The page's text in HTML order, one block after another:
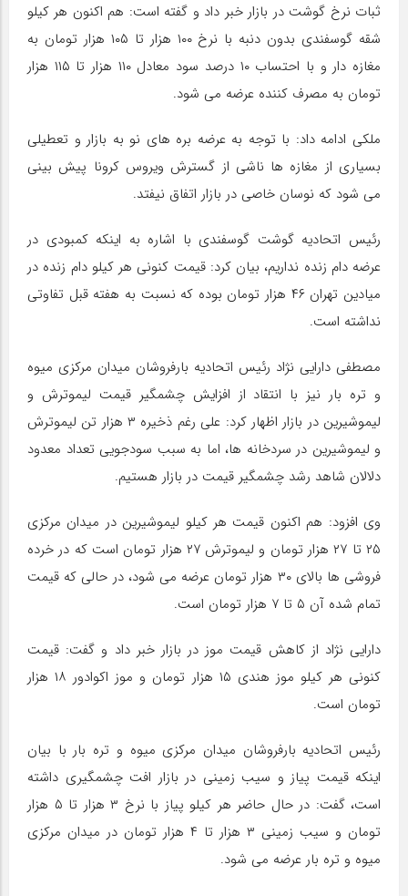
ثبات نرخ گوشت در بازار خبر داد و گفته است: هم اکنون هر کیلو
شقه گوسفندی بدون دنبه با نرخ ۱۰۰ هزار تا ۱۰۵ هزار تومان به
مغازه دار و با احتساب ۱۰ درصد سود معادل ۱۱۰ هزار تا ۱۱۵ هزار
تومان به مصرف کننده عرضه می شود.
ملکی ادامه داد: با توجه به عرضه بره های نو به بازار و تعطیلی
بسیاری از مغازه ها ناشی از گسترش ویروس کرونا پیش بینی
می شود که نوسان خاصی در بازار اتفاق نیفتد.
رئیس اتحادیه گوشت گوسفندی با اشاره به اینکه کمبودی در
عرضه دام زنده نداریم، بیان کرد: قیمت کنونی هر کیلو دام زنده در
میادین تهران ۴۶ هزار تومان بوده که نسبت به هفته قبل تفاوتی
نداشته است.
مصطفی دارایی نژاد رئیس اتحادیه بارفروشان میدان مرکزی میوه
و تره بار نیز با انتقاد از افزایش چشمگیر قیمت لیموترش و
لیموشیرین در بازار اظهار کرد: علی رغم ذخیره ۳ هزار تن لیموترش
و لیموشیرین در سردخانه ها، اما به سبب سودجویی تعداد معدود
دلالان شاهد رشد چشمگیر قیمت در بازار هستیم.
وی افزود: هم اکنون قیمت هر کیلو لیموشیرین در میدان مرکزی
۲۵ تا ۲۷ هزار تومان و لیموترش ۲۷ هزار تومان است که در خرده
فروشی ها بالای ۳۰ هزار تومان عرضه می شود، در حالی که قیمت
تمام شده آن ۵ تا ۷ هزار تومان است.
دارایی نژاد از کاهش قیمت موز در بازار خبر داد و گفت: قیمت
کنونی هر کیلو موز هندی ۱۵ هزار تومان و موز اکوادور ۱۸ هزار
تومان است.
رئیس اتحادیه بارفروشان میدان‌ مرکزی میوه و تره بار با بیان
اینکه قیمت پیاز و سیب زمینی در بازار افت چشمگیری داشته
است، گفت: در حال حاضر هر کیلو پیاز با نرخ ۳ هزار تا ۵ هزار
تومان و سیب زمینی ۳ هزار تا ۴ هزار تومان در میدان مرکزی
میوه و تره بار عرضه می شود.